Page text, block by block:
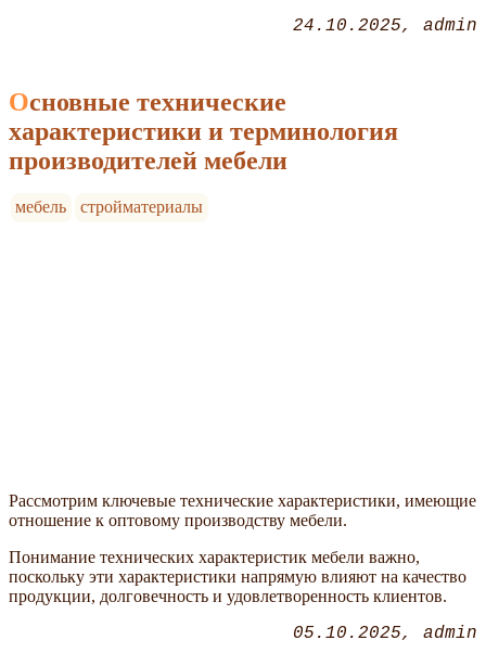
24.10.2025 admin
Основные технические
характеристики и терминология
производителей мебели
мебель стройматериалы
Рассмотрим ключевые технические характеристики, имеющие
отношение к оптовому производству мебели.
Понимание технических характеристик мебели важно,
поскольку эти характеристики напрямую влияют на качество
продукции, долговечность и удовлетворенность клиентов.
05.10.2025 admin